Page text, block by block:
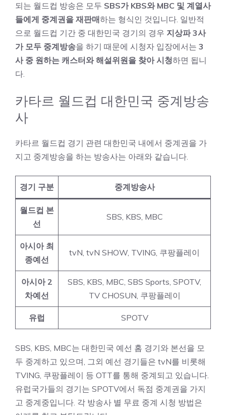
되는 월드컵 방송은 모두 SBS가 KBS와 MBC 및 계열사
들에게 중계권을 재판매하는 형식인 것입니다. 일반적
으로 월드컵 기간 중 대한민국 경기의 경우 지상파 3사
가 모두 중계방송을 하기 때문에 시청자 입장에서는 3
사 중 원하는 캐스터와 해설위원을 찾아 시청하면 됩니
다.
카타르 월드컵 대한민국 중계방송
사
카타르 월드컵 경기 관련 대한민국 내에서 중계권을 가
지고 중계방송을 하는 방송사는 아래와 같습니다.
경기 구분 중계방송사
월드컵 본
선
SBS, KBS, MBC
아시아 최
종예선
tvN, tvN SHOW, TVING, 쿠팡플레이
아시아 2
차예선
SBS, KBS, MBC, SBS Sports, SPOTV,
TV CHOSUN, 쿠팡플레이
유럽 SPOTV
SBS, KBS, MBC는 대한민국 예선 홈 경기와 본선을 모
두 중계하고 있으며, 그외 예선 경기들은 tvN를 비롯해
TVING, 쿠팡플레이 등 OTT를 통해 중계되고 있습니다.
유럽국가들의 경기는 SPOTV에서 독점 중계권을 가지
고 중계중입니다. 각 방송사 별 무료 중계 시청 방법은